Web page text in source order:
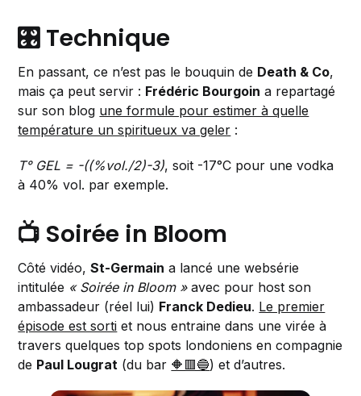
🎛️ Technique
En passant, ce n’est pas le bouquin de Death & Co,
mais ça peut servir : Frédéric Bourgoin a repartagé
sur son blog une formule pour estimer à quelle
température un spiritueux va geler :
T° GEL = -((%vol./2)-3), soit -17°C pour une vodka
à 40% vol. par exemple.
📺 Soirée in Bloom
Côté vidéo,St-Germain a lancé une websérie
intitulée « Soirée in Bloom »avec pour host son
ambassadeur (réel lui) Franck Dedieu. Le premier
épisode est sorti et nous entraine dans une virée à
travers quelques top spots londoniens en compagnie
de Paul Lougrat (du bar 🔶🟥🔵) et d’autres.